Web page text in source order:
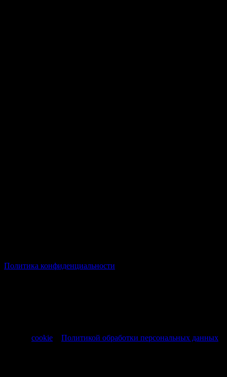
Политика конфиденциальности
cookie Политикой обработки персональных данных